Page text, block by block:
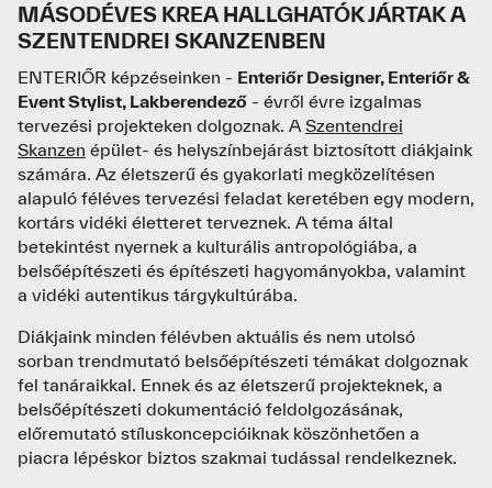
MÁSODÉVES KREA HALLGHATÓK JÁRTAK A
SZENTENDREI SKANZENBEN
ENTERIŐR képzéseinken - Enteriőr Designer, Enteriőr &
Event Stylist, Lakberendező - évről évre izgalmas
tervezési projekteken dolgoznak. A Szentendrei
Skanzen épület- és helyszínbejárást biztosított diákjaink
számára. Az életszerű és gyakorlati megközelítésen
alapuló féléves tervezési feladat keretében egy modern,
kortárs vidéki életteret terveznek. A téma által
betekintést nyernek a kulturális antropológiába, a
belsőépítészeti és építészeti hagyományokba, valamint
a vidéki autentikus tárgykultúrába.
Diákjaink minden félévben aktuális és nem utolsó
sorban trendmutató belsőépítészeti témákat dolgoznak
fel tanáraikkal. Ennek és az életszerű projekteknek, a
belsőépítészeti dokumentáció feldolgozásának,
előremutató stíluskoncepcióiknak köszönhetően a
piacra lépéskor biztos szakmai tudással rendelkeznek.